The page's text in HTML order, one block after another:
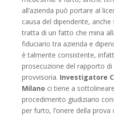
all’azienda può portare al
causa del dipendente,
tratta di un fatto che mina
fiduciario tra azienda e
è talmente consistente,
prosecuzione del rapporto
provvisoria. Investigatore
Milano ci tiene a
procedimento giudiziario
per furto, l’onere della